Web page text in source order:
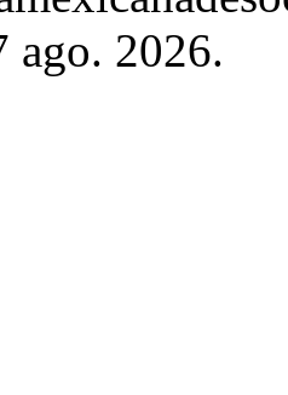
ago. 2026.